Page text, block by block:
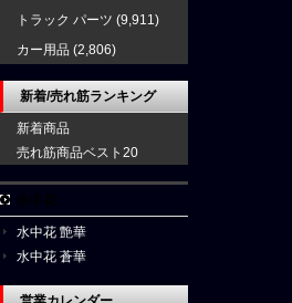
トラック パーツ (9,911)
カー用品 (2,806)
新着/売れ筋ランキング
新着商品
売れ筋商品ベスト20
水中花 艶華
水中花 蒼華